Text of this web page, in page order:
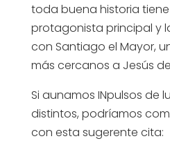
toda buena historia
protagonista principal y
con Santiago el Mayor,
más cercanos a Jesús
Si aunamos INpulsos de
distintos, podríamos
con esta sugerente cita: